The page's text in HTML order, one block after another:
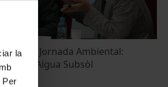
la
Per
III Jornada Ambiental:
Aigua Subsòl
2014